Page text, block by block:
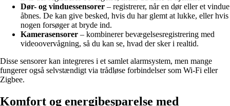
Dør- og vinduessensorer – registrerer, når en dør eller et vindue
åbnes. De kan give besked, hvis du har glemt at lukke, eller hvis
nogen forsøger at bryde ind.
Kamerasensorer – kombinerer bevægelsesregistrering med
videoovervågning, så du kan se, hvad der sker i realtid.
Disse sensorer kan integreres i et samlet alarmsystem, men mange
fungerer også selvstændigt via trådløse forbindelser som Wi-Fi eller
Zigbee.
Komfort og energibesparelse med